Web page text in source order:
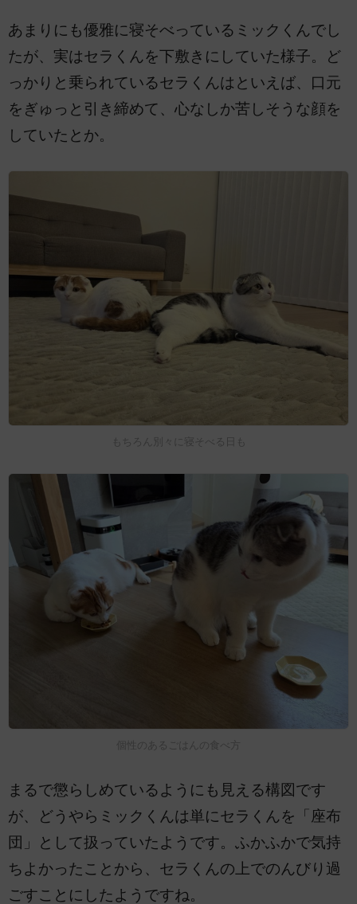
あまりにも優雅に寝そべっているミックくんでし
たが、実はセラくんを下敷きにしていた様子。ど
っかりと乗られているセラくんはといえば、口元
をぎゅっと引き締めて、心なしか苦しそうな顔を
していたとか。
もちろん別々に寝そべる日も
個性のあるごはんの食べ方
まるで懲らしめているようにも見える構図です
が、どうやらミックくんは単にセラくんを「座布
団」として扱っていたようです。ふかふかで気持
ちよかったことから、セラくんの上でのんびり過
ごすことにしたようですね。